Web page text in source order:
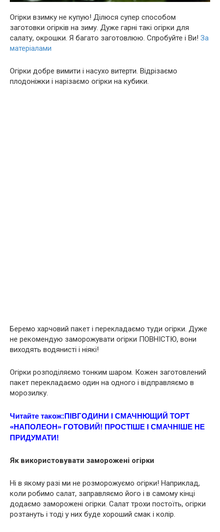
Огірки взимку не купую! Ділюся супер способом
заготовки огірків на зиму. Дуже гарні такі огірки для
салату, окрошки. Я багато заготовлюю. Спробуйте і Ви! За
матеріалами
Огірки добре вимити і насухо витерти. Відрізаємо
плодоніжки і нарізаємо огірки на кубики.
Беремо харчовий пакет і перекладаємо туди огірки. Дуже
не рекомендую заморожувати огірки ПОВНІСТЮ, вони
виходять водянисті і ніякі!
Огірки розподіляємо тонким шаром. Кожен заготовлений
пакет перекладаємо один на одного і відправляємо в
морозилку.
Читайте також:ПІВГОДИНИ І СМАЧНЮЩИЙ ТОРТ
«НАПОЛЕОН» ГОТОВИЙ! ПРОСТІШЕ І СМАЧНІШЕ НЕ
ПРИДУМАТИ!
Як використовувати заморожені огірки
Ні в якому разі ми не розморожуємо огірки! Наприклад,
коли робимо салат, заправляємо його і в самому кінці
додаємо заморожені огірки. Салат трохи постоїть, огірки
розтануть і тоді у них буде хороший смак і колір.